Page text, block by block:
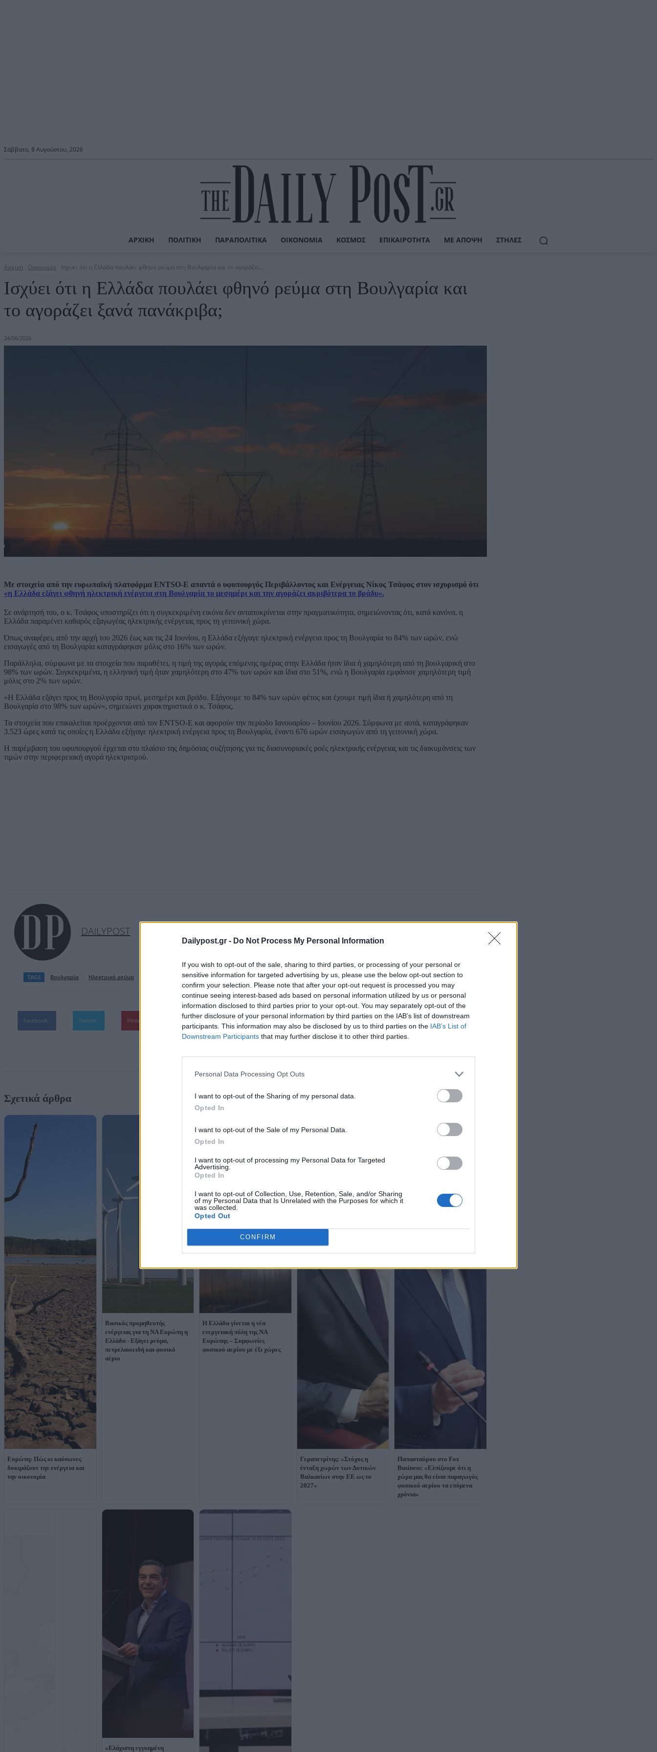
Dailypost.gr - Do Not Process My Personal Information
If you wish to opt-out of the sale, sharing to third parties, or processing of your personal or
sensitive information for targeted advertising by us, please use the below opt-out section to
confirm your selection. Please note that after your opt-out request is processed you may
continue seeing interest-based ads based on personal information utilized by us or personal
information disclosed to third parties prior to your opt-out. You may separately opt-out of the
further disclosure of your personal information by third parties on the IAB’s list of downstream
participants. This information may also be disclosed by us to third parties on the IAB’s List of
Downstream Participants that may further disclose it to other third parties.
Personal Data Processing Opt Outs
I want to opt-out of the Sharing of my personal data.
Opted In
I want to opt-out of the Sale of my Personal Data.
Opted In
I want to opt-out of processing my Personal Data for Targeted
Advertising.
Opted In
I want to opt-out of Collection, Use, Retention, Sale, and/or Sharing
of my Personal Data that Is Unrelated with the Purposes for which it
was collected.
Opted Out
CONFIRM
Σάββατο, 8 Αυγούστου, 2026
ΑΡΧΙΚΉ ΠΟΛΙΤΙΚΉ ΠΑΡΑΠΟΛΙΤΙΚΆ ΟΙΚΟΝΟΜΊΑ ΚΌΣΜΟΣ ΕΠΙΚΑΙΡΌΤΗΤΑ ΜΕ ΆΠΟΨΗ ΣΤΉΛΕΣ
Αρχική Οικονομία Ισχύει ότι η Ελλάδα πουλάει φθηνό ρεύμα στη Βουλγαρία και το αγοράζει...
Ισχύει ότι η Ελλάδα πουλάει φθηνό ρεύμα στη Βουλγαρία και
το αγοράζει ξανά πανάκριβα;
24/06/2026
Με στοιχεία από την ευρωπαϊκή πλατφόρμα ENTSO-E απαντά ο υφυπουργός Περιβάλλοντος και Ενέργειας Νίκος Τσάφος στον ισχυρισμό ότι
«η Ελλάδα εξάγει φθηνή ηλεκτρική ενέργεια στη Βουλγαρία το μεσημέρι και την αγοράζει ακριβότερα το βράδυ».
Σε ανάρτησή του, ο κ. Τσάφος υποστηρίζει ότι η συγκεκριμένη εικόνα δεν ανταποκρίνεται στην πραγματικότητα, σημειώνοντας ότι, κατά κανόνα, η
Ελλάδα παραμένει καθαρός εξαγωγέας ηλεκτρικής ενέργειας προς τη γειτονική χώρα.
Όπως αναφέρει, από την αρχή του 2026 έως και τις 24 Ιουνίου, η Ελλάδα εξήγαγε ηλεκτρική ενέργεια προς τη Βουλγαρία το 84% των ωρών, ενώ
εισαγωγές από τη Βουλγαρία καταγράφηκαν μόλις στο 16% των ωρών.
Παράλληλα, σύμφωνα με τα στοιχεία που παραθέτει, η τιμή της αγοράς επόμενης ημέρας στην Ελλάδα ήταν ίδια ή χαμηλότερη από τη βουλγαρική στο
98% των ωρών. Συγκεκριμένα, η ελληνική τιμή ήταν χαμηλότερη στο 47% των ωρών και ίδια στο 51%, ενώ η Βουλγαρία εμφάνισε χαμηλότερη τιμή
μόλις στο 2% των ωρών.
«Η Ελλάδα εξάγει προς τη Βουλγαρία πρωί, μεσημέρι και βράδυ. Εξάγουμε το 84% των ωρών φέτος και έχουμε τιμή ίδια ή χαμηλότερη από τη
Βουλγαρία στο 98% των ωρών», σημειώνει χαρακτηριστικά ο κ. Τσάφος.
Τα στοιχεία που επικαλείται προέρχονται από τον ENTSO-E και αφορούν την περίοδο Ιανουαρίου – Ιουνίου 2026. Σύμφωνα με αυτά, καταγράφηκαν
3.523 ώρες κατά τις οποίες η Ελλάδα εξήγαγε ηλεκτρική ενέργεια προς τη Βουλγαρία, έναντι 676 ωρών εισαγωγών από τη γειτονική χώρα.
Η παρέμβαση του υφυπουργού έρχεται στο πλαίσιο της δημόσιας συζήτησης για τις διασυνοριακές ροές ηλεκτρικής ενέργειας και τις διακυμάνσεις των
τιμών στην περιφερειακή αγορά ηλεκτρισμού.
DAILYPOST
TAGS Βουλγαρία Ηλεκτρικό ρεύμα
Facebook Twitter Pinterest WhatsApp
Σχετικά άρθρα
Ευρώπη: Πώς οι καύσωνες
δοκιμάζουν την ενέργεια και
την οικονομία
Βασικός προμηθευτής
ενέργειας για τη ΝΑ Ευρώπη η
Ελλάδα - Εξάγει ρεύμα,
πετρελαιοειδή και φυσικό
αέριο
Η Ελλάδα γίνεται η νέα
ενεργειακή πύλη της ΝΑ
Ευρώπης – Συμφωνίες
φυσικού αερίου με έξι χώρες
Γεραπετρίτης: «Στόχος η
ένταξη χωρών των Δυτικών
Βαλκανίων στην ΕΕ ως το
2027»
Παπασταύρου στο Fox
Business: «Eλπίζουμε ότι η
χώρα μας θα είναι παραγωγός
φυσικού αερίου τα επόμενα
χρόνια»
«Ελάχιστη εγγυημένη